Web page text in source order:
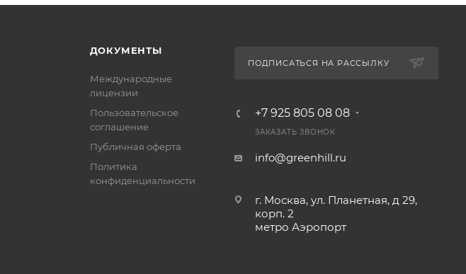
ДОКУМЕНТЫ
Международные
лицензии
Пользовательское
соглашение
Публичная оферта
Политика
конфиденциальности
ПОДПИСАТЬСЯ НА РАССЫЛКУ
+7 925 805 08 08
ЗАКАЗАТЬ ЗВОНОК
info@greenhill.ru
г. Москва, ул. Планетная, д 29,
корп. 2
метро Аэропорт